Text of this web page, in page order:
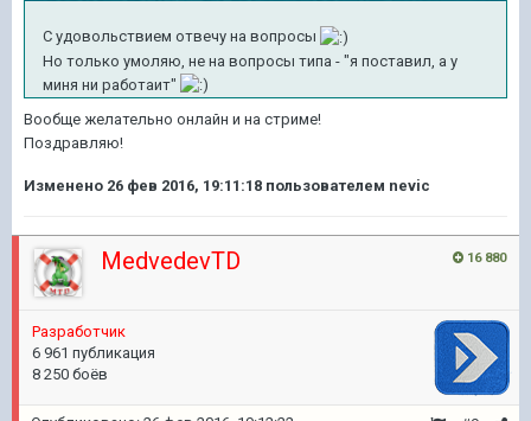
С удовольствием отвечу на вопросы
Но только умоляю, не на вопросы типа - "я поставил, а у
миня ни работаит"
Вообще желательно онлайн и на стриме!
Поздравляю!
Изменено 26 фев 2016, 19:11:18 пользователем nevic
16 880
MedvedevTD
Разработчик
6 961 публикация
8 250 боёв